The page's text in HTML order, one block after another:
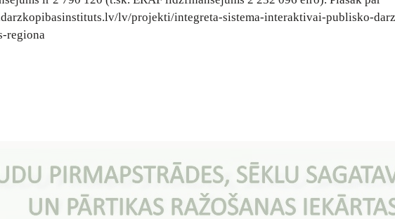
lv/projekti/integreta-sistema-interaktivai-publisko-
regiona